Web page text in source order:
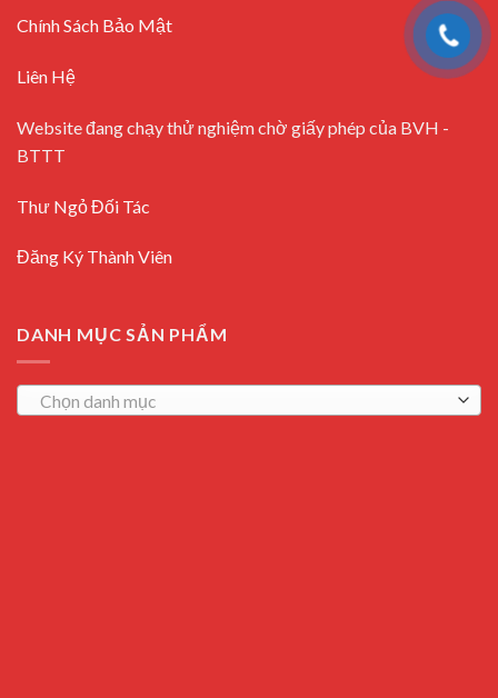
Chính Sách Bảo Mật
Liên Hệ
Website đang chạy thử nghiệm chờ giấy phép của BVH -
BTTT
Thư Ngỏ Đối Tác
Đăng Ký Thành Viên
DANH MỤC SẢN PHẨM
Chọn danh mục